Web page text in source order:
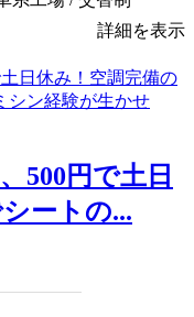
詳細を表示
500円で土日
ートの...